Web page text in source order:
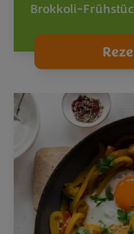
Brokkoli-